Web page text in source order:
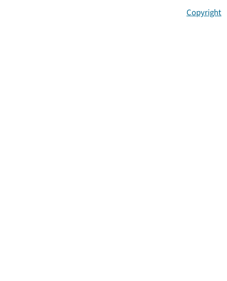
Copyright